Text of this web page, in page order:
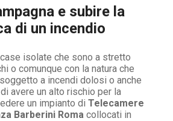
e subire la
di un incendio
isolate che sono a stretto
o comunque con la natura che
a incendi dolosi o anche
avere un alto rischio per la
un impianto di Telecamere
Barberini Roma collocati in